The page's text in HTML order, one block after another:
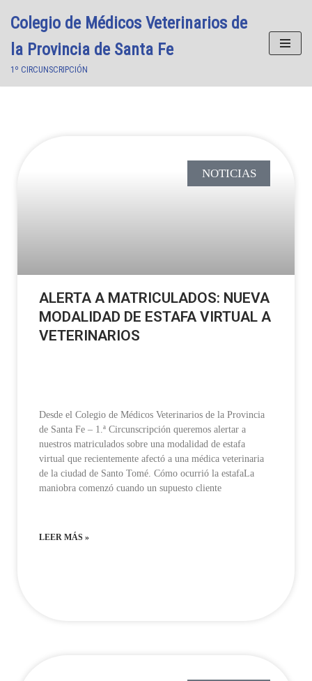
al
contenido
Colegio de Médicos Veterinarios de
la Provincia de Santa Fe
1º CIRCUNSCRIPCIÓN
NOTICIAS
ALERTA A MATRICULADOS: NUEVA
MODALIDAD DE ESTAFA VIRTUAL A
VETERINARIOS
Desde el Colegio de Médicos Veterinarios de la Provincia
de Santa Fe – 1.ª Circunscripción queremos alertar a
nuestros matriculados sobre una modalidad de estafa
virtual que recientemente afectó a una médica veterinaria
de la ciudad de Santo Tomé. Cómo ocurrió la estafaLa
maniobra comenzó cuando un supuesto cliente
LEER MÁS »